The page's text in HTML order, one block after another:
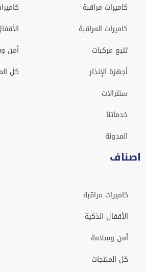
كاميرات مراقبة
كاميرات المراقبة
تتبع مركبات
أجهزة الإنذار
سنترالات
خدماتنا
المدونة
أمن
كل
اصناف
كاميرات مراقبة
الأقفال الذكية
أمن وسلامة
كل المنتجات